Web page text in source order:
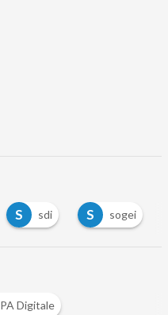
S sdi S sogei
PA Digitale